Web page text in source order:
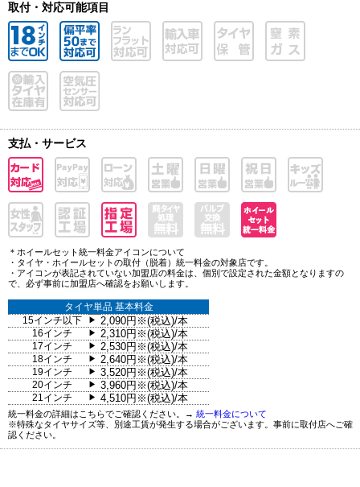
取付・対応可能項目
支払・サービス
＊ホイールセット統一料金アイコンについて
・タイヤ・ホイールセットの取付（脱着）統一料金の対象店です。
・アイコンが表記されていない加盟店の料金は、個別で設定された金額となりますの
で、必ず事前に加盟店へ確認をお願いします。
タイヤ単品 基本料金
15インチ以下
▶ 2,090円※(税込)/本
16インチ ▶ 2,310円※(税込)/本
17インチ ▶ 2,530円※(税込)/本
18インチ ▶ 2,640円※(税込)/本
19インチ ▶ 3,520円※(税込)/本
20インチ ▶ 3,960円※(税込)/本
21インチ ▶ 4,510円※(税込)/本
統一料金の詳細はこちらでご確認ください。→ 統一料金について
※特殊なタイヤサイズ等、別途工賃が発生する場合がございます。事前に取付店へご確
認ください。